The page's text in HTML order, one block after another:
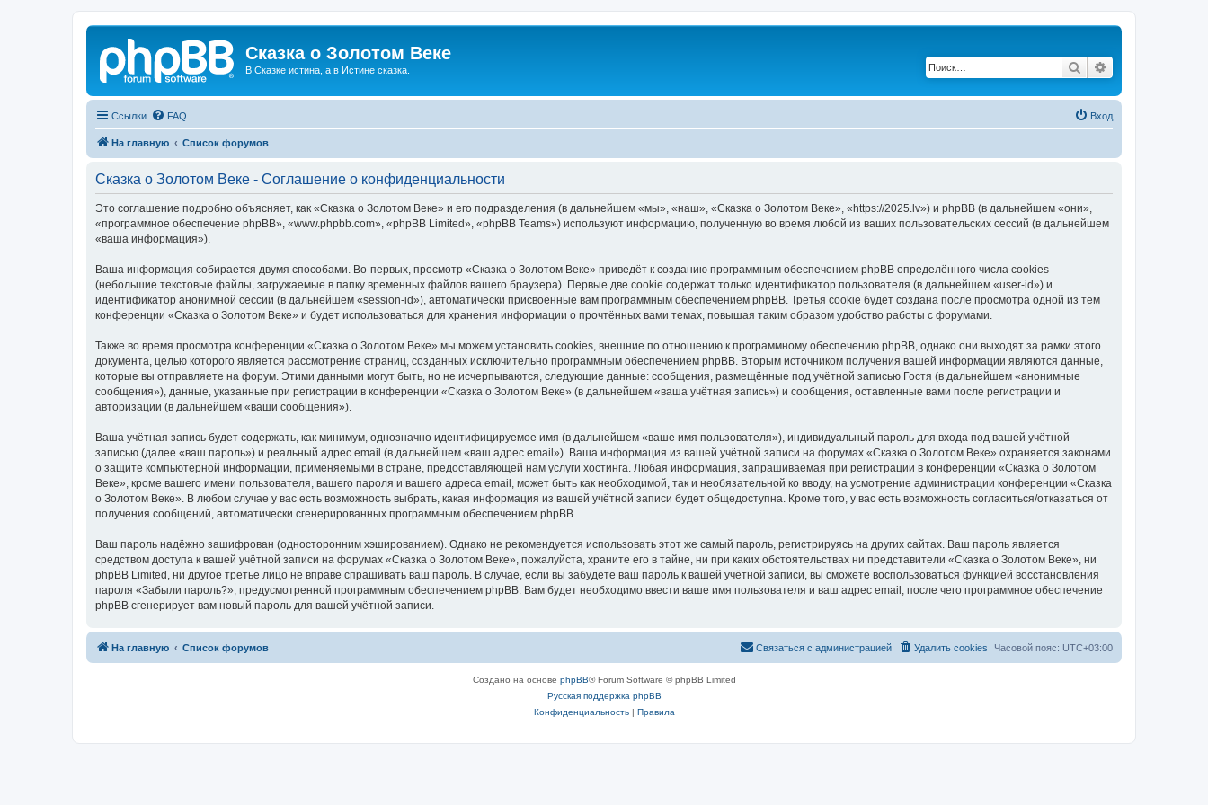
Сказка о Золотом Веке
В Сказке истина, а в Истине сказка. Поиск
Ссылки FAQ Вход
На главную Список форумов
Сказка о Золотом Веке - Соглашение о конфиденциальности
Это соглашение подробно объясняет, как «Сказка о Золотом Веке» и его подразделения (в дальнейшем «мы», «наш», «Сказка о Золотом Веке», «https://2025.lv») и phpBB (в дальнейшем «они»,
«программное обеспечение phpBB», «www.phpbb.com», «phpBB Limited», «phpBB Teams») используют информацию, полученную во время любой из ваших пользовательских сессий (в дальнейшем
«ваша информация»).
Ваша информация собирается двумя способами. Во-первых, просмотр «Сказка о Золотом Веке» приведёт к созданию программным обеспечением phpBB определённого числа cookies
(небольшие текстовые файлы, загружаемые в папку временных файлов вашего браузера). Первые две cookie содержат только идентификатор пользователя (в дальнейшем «user-id») и
идентификатор анонимной сессии (в дальнейшем «session-id»), автоматически присвоенные вам программным обеспечением phpBB. Третья cookie будет создана после просмотра одной из тем
конференции «Сказка о Золотом Веке» и будет использоваться для хранения информации о прочтённых вами темах, повышая таким образом удобство работы с форумами.
Также во время просмотра конференции «Сказка о Золотом Веке» мы можем установить cookies, внешние по отношению к программному обеспечению phpBB, однако они выходят за рамки этого
документа, целью которого является рассмотрение страниц, созданных исключительно программным обеспечением phpBB. Вторым источником получения вашей информации являются данные,
которые вы отправляете на форум. Этими данными могут быть, но не исчерпываются, следующие данные: сообщения, размещённые под учётной записью Гостя (в дальнейшем «анонимные
сообщения»), данные, указанные при регистрации в конференции «Сказка о Золотом Веке» (в дальнейшем «ваша учётная запись») и сообщения, оставленные вами после регистрации и
авторизации (в дальнейшем «ваши сообщения»).
Ваша учётная запись будет содержать, как минимум, однозначно идентифицируемое имя (в дальнейшем «ваше имя пользователя»), индивидуальный пароль для входа под вашей учётной
записью (далее «ваш пароль») и реальный адрес email (в дальнейшем «ваш адрес email»). Ваша информация из вашей учётной записи на форумах «Сказка о Золотом Веке» охраняется законами
о защите компьютерной информации, применяемыми в стране, предоставляющей нам услуги хостинга. Любая информация, запрашиваемая при регистрации в конференции «Сказка о Золотом
Веке», кроме вашего имени пользователя, вашего пароля и вашего адреса email, может быть как необходимой, так и необязательной ко вводу, на усмотрение администрации конференции «Сказка
о Золотом Веке». В любом случае у вас есть возможность выбрать, какая информация из вашей учётной записи будет общедоступна. Кроме того, у вас есть возможность согласиться/отказаться от
получения сообщений, автоматически сгенерированных программным обеспечением phpBB.
Ваш пароль надёжно зашифрован (односторонним хэшированием). Однако не рекомендуется использовать этот же самый пароль, регистрируясь на других сайтах. Ваш пароль является
средством доступа к вашей учётной записи на форумах «Сказка о Золотом Веке», пожалуйста, храните его в тайне, ни при каких обстоятельствах ни представители «Сказка о Золотом Веке», ни
phpBB Limited, ни другое третье лицо не вправе спрашивать ваш пароль. В случае, если вы забудете ваш пароль к вашей учётной записи, вы сможете воспользоваться функцией восстановления
пароля «Забыли пароль?», предусмотренной программным обеспечением phpBB. Вам будет необходимо ввести ваше имя пользователя и ваш адрес email, после чего программное обеспечение
phpBB сгенерирует вам новый пароль для вашей учётной записи.
На главную Список форумов Часовой пояс: UTC+03:00
Удалить cookies
Связаться с администрацией
Создано на основе phpBB® Forum Software © phpBB Limited
Русская поддержка phpBB
Конфиденциальность| Правила